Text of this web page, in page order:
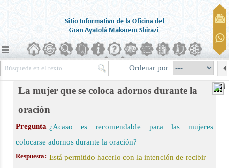
Ordenar por
La mujer que se coloca adornos durante la
oración
Pregunta ¿Acaso es recomendable para las mujeres
colocarse adornos durante la oración?
Respuesta: Está permitido hacerlo con la intención de recibir